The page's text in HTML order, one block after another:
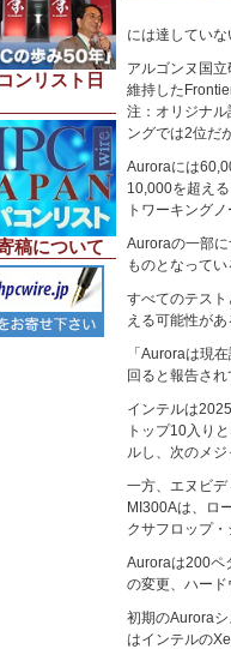
ンリスト日
稿について
には達していな
アルゴンヌ国
維持した
注：オリジナ
ングでは2位だ
Auroraには
10,000を超え
トワーキングノ
Auroraの一部
ものとなってい
すべてのテス
える可能性が
「Auroraは現
回ると報告され
インテルは
トップ10入り
ルし、次のメ
一方、エヌビ
MI300Aは、ロ
クサフロップ・
Auroraは200ペ
の変更、ハード
初期のAurora
はインテルの